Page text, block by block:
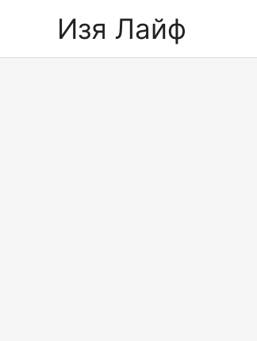
Изя Лайф